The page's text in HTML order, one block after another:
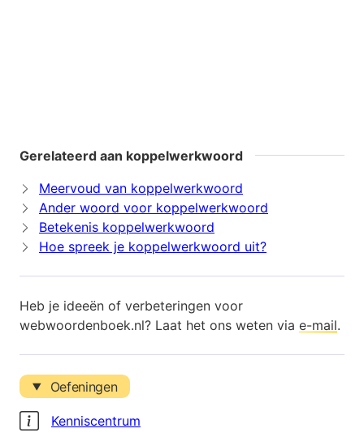
Gerelateerd aan koppelwerkwoord
Meervoud van koppelwerkwoord
Ander woord voor koppelwerkwoord
Betekenis koppelwerkwoord
Hoe spreek je koppelwerkwoord uit?
Heb je ideeën of verbeteringen voor
webwoordenboek.nl? Laat het ons weten via e-mail.
Oefeningen
Kenniscentrum